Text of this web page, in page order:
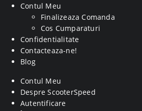
Contul Meu
Finalizeaza Comanda
Cos Cumparaturi
Confidentialitate
Contacteaza-ne!
Blog
Contul Meu
Despre ScooterSpeed
Autentificare